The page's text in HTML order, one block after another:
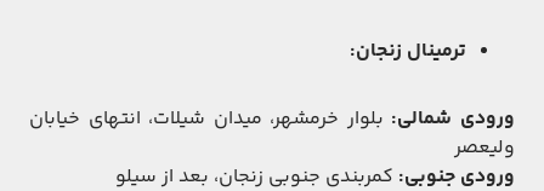
ترمینال زنجان:
ورودی شمالی: بلوار خرمشهر، میدان شیلات، انتهای خیابان
ولیعصر
ورودی جنوبی: کمربندی جنوبی زنجان، بعد از سیلو